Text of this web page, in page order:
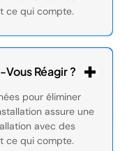
ce qui compte.
Réagir ?
pour éliminer
assure une
avec des
ce qui compte.